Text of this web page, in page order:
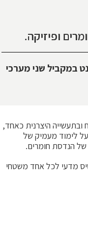
במקביל שני מערכי
היצרנית כאחד,
לימוד מעמיק של
הנדסת חומרים.
מדעי לכל אחד משטחי